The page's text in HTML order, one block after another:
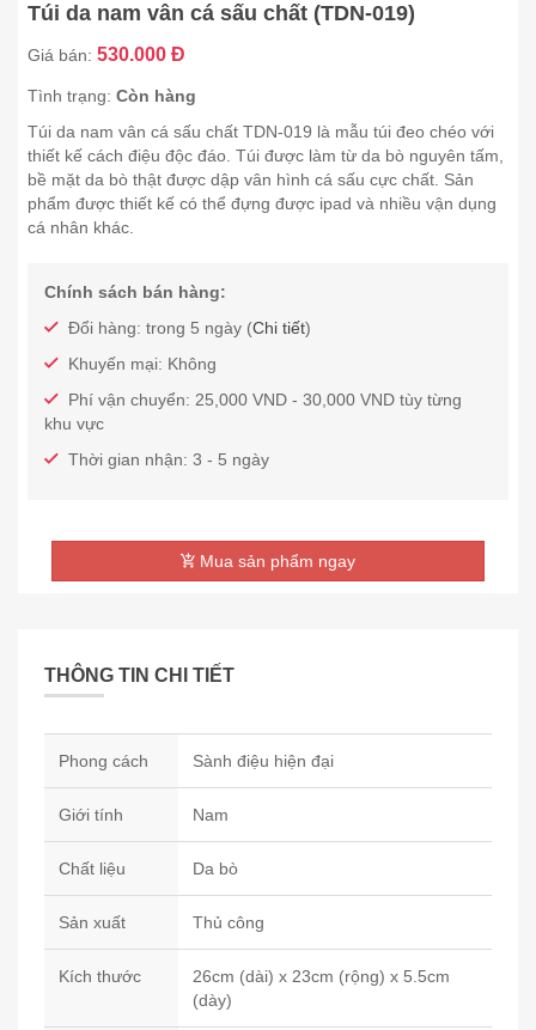
Túi da nam vân cá sấu chất (TDN-019)
Giá bán: 530.000 Đ
Tình trạng: Còn hàng
Túi da nam vân cá sấu chất TDN-019 là mẫu túi đeo chéo với
thiết kế cách điệu độc đáo. Túi được làm từ da bò nguyên tấm,
bề mặt da bò thật được dập vân hình cá sấu cực chất. Sản
phẩm được thiết kế có thể đựng được ipad và nhiều vận dụng
cá nhân khác.
Chính sách bán hàng:
Đổi hàng: trong 5 ngày (Chi tiết)
Khuyến mại: Không
Phí vận chuyển: 25,000 VND - 30,000 VND tùy từng
khu vực
Thời gian nhận: 3 - 5 ngày
Mua sản phẩm ngay
THÔNG TIN CHI TIẾT
Phong cách Sành điệu hiện đại
Giới tính Nam
Chất liệu Da bò
Sản xuất Thủ công
Kích thước
26cm (dài) x 23cm (rộng) x 5.5cm
(dày)